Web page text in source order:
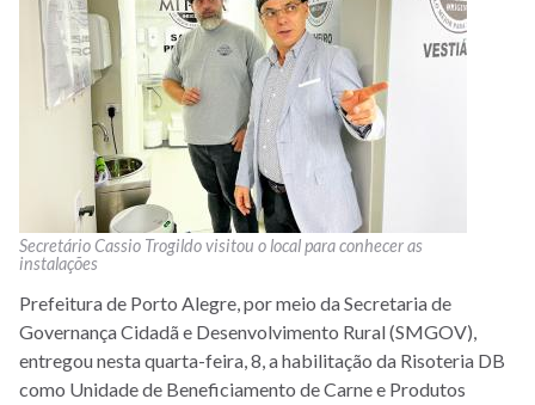
Secretário Cassio Trogildo visitou o local para conhecer as
instalações
Prefeitura de Porto Alegre, por meio da Secretaria de
Governança Cidadã e Desenvolvimento Rural (SMGOV),
entregou nesta quarta-feira, 8, a habilitação da Risoteria DB
como Unidade de Beneficiamento de Carne e Produtos